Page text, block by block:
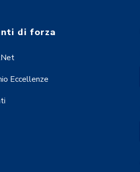
di forza
Eccellenze